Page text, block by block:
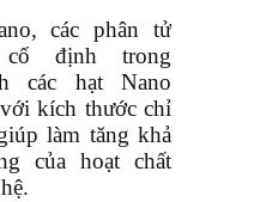
các phân tử
định trong
các hạt Nano
kích thước chỉ
làm tăng khả
của hoạt chất